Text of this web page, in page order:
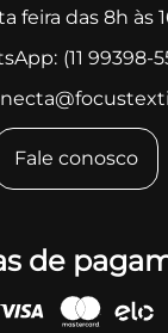
feira das 8h às
(11 99398-
Fale conosco
de